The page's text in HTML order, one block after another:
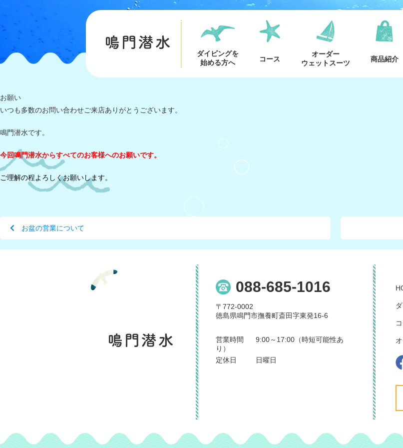
ダイビングを
始める方へ
コース
オーダー
ウェットスーツ
商品紹介
お願い
いつも多数のお問い合わせご来店ありがとうございます。
鳴門潜水です。
今回鳴門潜水からすべてのお客様へのお願いです。
ご理解の程よろしくお願いします。
お盆の営業について
088-685-1016
〒772-0002
徳島県鳴門市撫養町斎田字東発16-6
営業時間
9:00～17:00（時短可能性あ
り）
定休日
日曜日